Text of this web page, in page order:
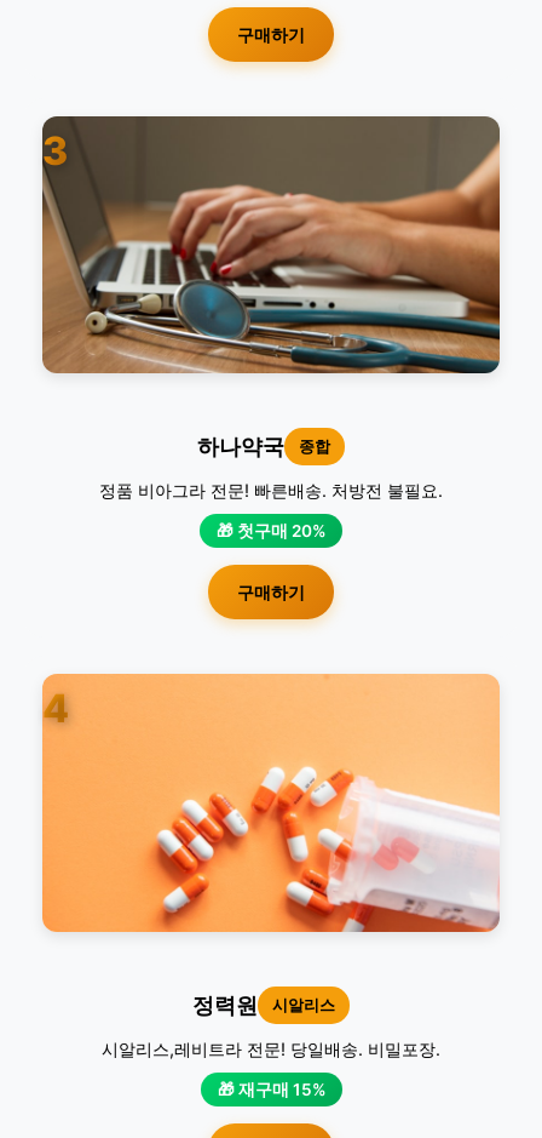
구매하기
3
하나약국 종합
정품 비아그라 전문! 빠른배송. 처방전 불필요.
🎁 첫구매 20%
구매하기
4
정력원 시알리스
시알리스,레비트라 전문! 당일배송. 비밀포장.
🎁 재구매 15%